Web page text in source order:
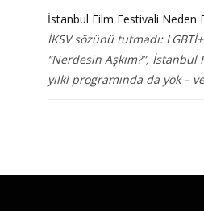
İstanbul Film Festivali Neden
İKSV sözünü tutmadı:
“Nerdesin Aşkım?”, İstanbul
yılki programında da yok –